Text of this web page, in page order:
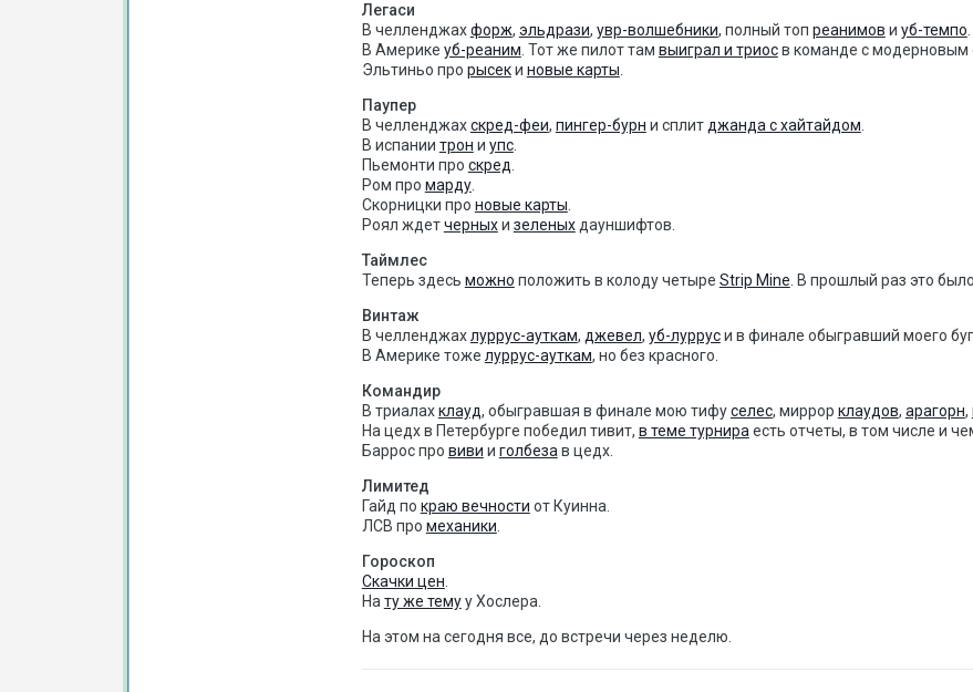
Легаси
В челленджахфорж, эльдрази, увр-волшебники, полный топ реанимов и уб-темпо.
В Америке уб-реаним. Тот же пилот там выиграл и триосв команде с модерновым
Эльтиньо про рысеки новые карты.
Паупер
В челленджахскред-феи, пингер-бурн и сплитджанда с хайтайдом.
В испании трон и упс.
Пьемонти про скред.
Ром про марду.
Скорницки про новые карты.
Роял ждетчерныхи зеленыхдауншифтов.
Таймлес
Теперь здесь можно положить в колоду четыре Strip Mine. В прошлый раз это
Винтаж
В челленджахлуррус-ауткам, джевел, уб-лурруси в финале обыгравший моего
В Америке тоже луррус-ауткам, но без красного.
Командир
В триалахклауд, обыгравшая в финале мою тифуселес, миррор клаудов, арагорн,
На цедх в Петербурге победил тивит, в теме турнираесть отчеты, в том числе и
Баррос про виви и голбезав цедх.
Лимитед
Гайд по краю вечности от Куинна.
ЛСВ про механики.
Гороскоп
Скачки цен.
Нату же темуу Хослера.
На этом на сегодня все, до встречи через неделю.